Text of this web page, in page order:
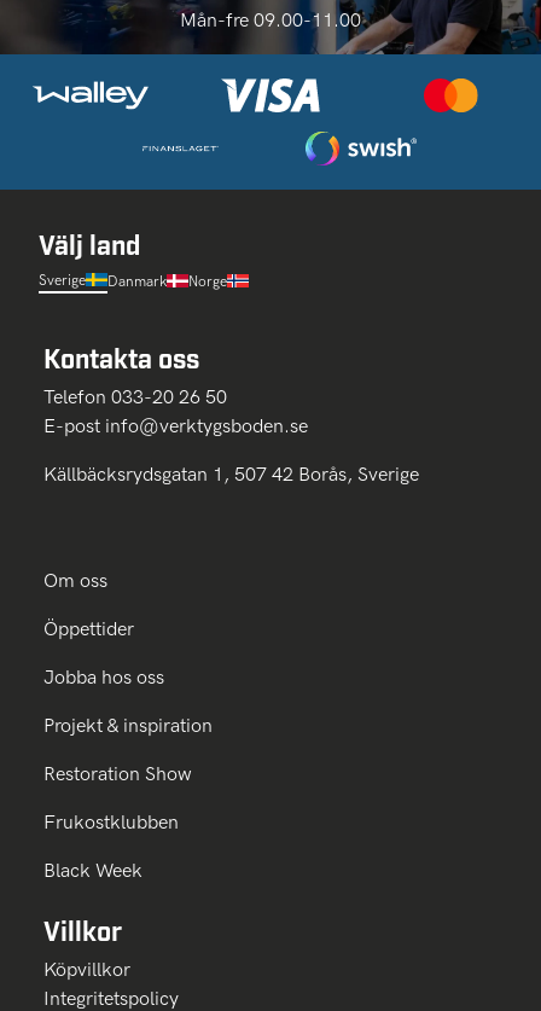
Mån-fre 09.00-11.00
Välj land
Sverige Danmark Norge
Kontakta oss
Telefon 033-20 26 50
E-post info@verktygsboden.se
Källbäcksrydsgatan 1, 507 42 Borås, Sverige
Om oss
Öppettider
Jobba hos oss
Projekt & inspiration
Restoration Show
Frukostklubben
Black Week
Villkor
Köpvillkor
Integritetspolicy